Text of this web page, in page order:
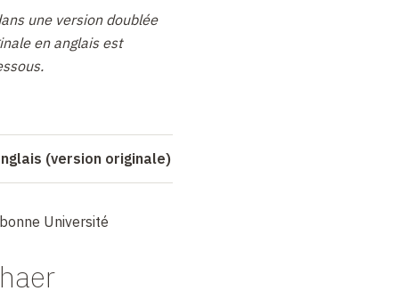
une version doublée
en anglais est
(version originale)
Université